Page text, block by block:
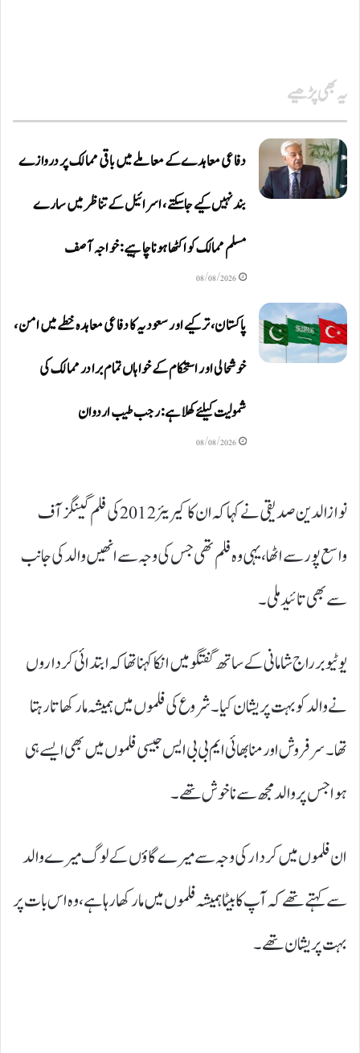
یہ بھی پڑھیے
دفاعی معاہدےکے معاملے میں باقی ممالک پر دروازے
بند نہیں کیے جاسکتے، اسرائیل کے تناظر میں سارے
مسلم ممالک کو اکٹھا ہونا چاہیے: خواجہ آصف
08/08/2026
پاکستان، ترکیے اور سعودیہ کا دفاعی معاہدہ خطے میں امن،
خوشحالی اور استحکام کے خواہاں تمام برادر ممالک کی
شمولیت کیلئےکھلا ہے: رجب طیب اردوان
08/08/2026
نوازالدین صدیقی نے کہا کہ ان کا کیریئر 2012 کی فلم گینگز آف
واسع پور سے اٹھا، یہی وہ فلم تھی جس کی وجہ سے انھیں والد کی جانب
سے بھی تائید ملی۔
یوٹیوبر راج شامانی کے ساتھ گفتگو میں انکا کہنا تھا کہ ابتدائی کرداروں
نے والد کو بہت پریشان کیا۔ شروع کی فلموں میں ہمیشہ مار کھاتا رہتا
تھا۔ سرفروش اور منا بھائی ایم بی بی ایس جیسی فلموں میں بھی ایسے ہی
ہوا جس پر والد مجھ سے ناخوش تھے۔
ان فلموں میں کردار کی وجہ سے میرے گاؤں کے لوگ میرے والد
سے کہتے تھے کہ آپ کا بیٹا ہمیشہ فلموں میں مار کھا رہا ہے، وہ اس بات پر
بہت پریشان تھے۔